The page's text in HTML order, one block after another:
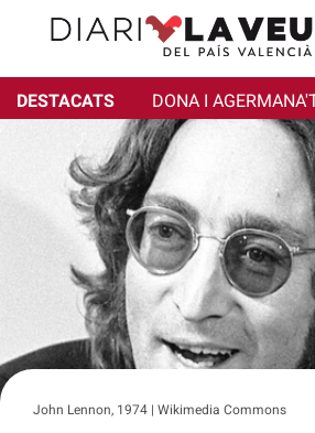
DESTACATS DONA I
John Lennon, 1974 | Wikimedia Commons